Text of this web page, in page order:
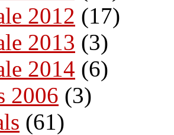
2012 (17)
2013 (3)
2014 (6)
2006 (3)
(61)